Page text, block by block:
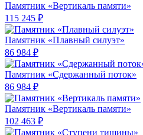
Памятник «Вертикаль памяти»
115 245 ₽
Памятник «Плавный силуэт»
86 984 ₽
Памятник «Сдержанный поток»
86 984 ₽
Памятник «Вертикаль памяти»
102 463 ₽